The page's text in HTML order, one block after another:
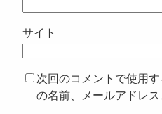
サイト
次回のコメントで使用
の名前、メールアドレス